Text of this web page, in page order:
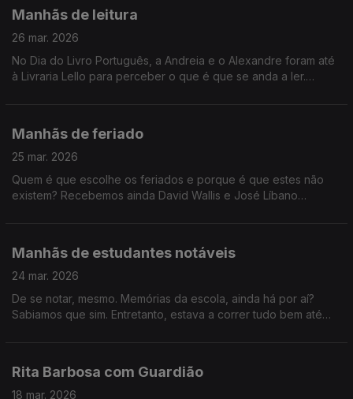
Manhãs de leitura
26 mar. 2026
No Dia do Livro Português, a Andreia e o Alexandre foram até
à Livraria Lello para perceber o que é que se anda a ler.
Manhãs de feriado
25 mar. 2026
Quem é que escolhe os feriados e porque é que estes não
existem? Recebemos ainda David Wallis e José Líbano
Manhãs de estudantes notáveis
24 mar. 2026
De se notar, mesmo. Memórias da escola, ainda há por aí?
Sabiamos que sim. Entretanto, estava a correr tudo bem até
Rita Barbosa com Guardião
18 mar. 2026